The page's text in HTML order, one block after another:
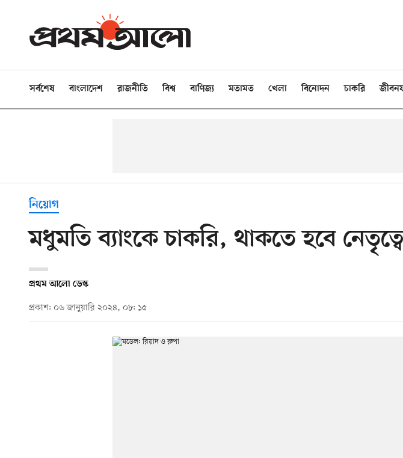
সর্বশেষ বাংলাদেশ রাজনীতি বিশ্ব বাণিজ্য মতামত খেলা বিনোদন চাকরি
নিয়োগ
মধুমতি ব্যাংকে চাকরি, থাকতে হবে
প্রথম আলো ডেস্ক
প্রকাশ: ০৬ জানুয়ারি ২০২৪, ০৮: ১৫